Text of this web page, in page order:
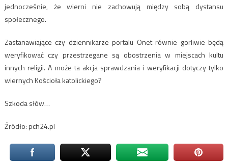
jednocześnie, że wierni nie zachowują między sobą dystansu
społecznego.
Zastanawiające czy dziennikarze portalu Onet równie gorliwie będą
weryfikować czy przestrzegane są obostrzenia w miejscach kultu
innych religii. A może ta akcja sprawdzania i weryfikacji dotyczy tylko
wiernych Kościoła katolickiego?
Szkoda słów…
Źródło: pch24.pl